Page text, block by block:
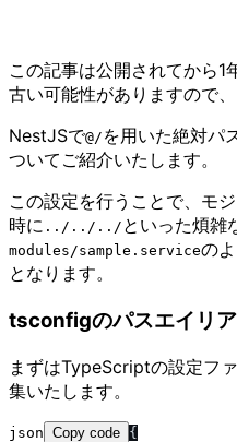
この記事は公開されてから
古い可能性がありますので、
NestJSで@​/​ を用いた絶対パ
ついてご紹介いたします。
この設定を行うことで、モ
時に ..​/​..​/​..​/​ といった煩雑
modules​/​sample.serviceの
となります。
tsconfigのパスエイリ
まずはTypeScriptの設定フ
集いたします。
json Copy code {